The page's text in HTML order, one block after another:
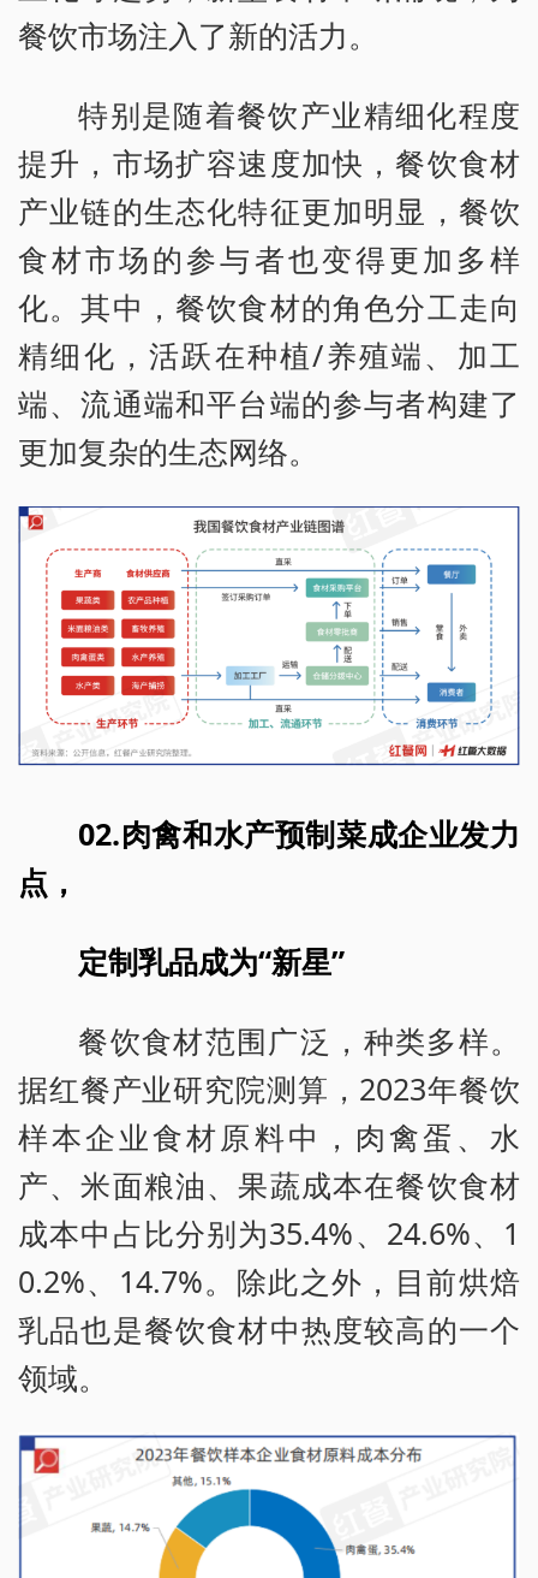
餐饮市场注入了新的活力。
特别是随着餐饮产业精细化程度
提升，市场扩容速度加快，餐饮食材
产业链的生态化特征更加明显，餐饮
食材市场的参与者也变得更加多样
化。其中，餐饮食材的角色分工走向
精细化，活跃在种植/养殖端、加工
端、流通端和平台端的参与者构建了
更加复杂的生态网络。
02.肉禽和水产预制菜成企业发力
点，
定制乳品成为“新星”
餐饮食材范围广泛，种类多样。
据红餐产业研究院测算，2023年餐饮
样本企业食材原料中，肉禽蛋、水
产、米面粮油、果蔬成本在餐饮食材
成本中占比分别为35.4%、24.6%、1
0.2%、14.7%。除此之外，目前烘焙
乳品也是餐饮食材中热度较高的一个
领域。